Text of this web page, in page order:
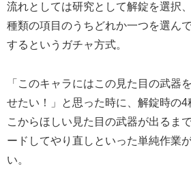
流れとしては研究として解錠を選択
種類の項目のうちどれか一つを選ん
するというガチャ方式。
「このキャラにはこの見た目の武器
せたい！」と思った時に、解錠時の
こからほしい見た目の武器が出るま
ードしてやり直しといった単純作業
い。